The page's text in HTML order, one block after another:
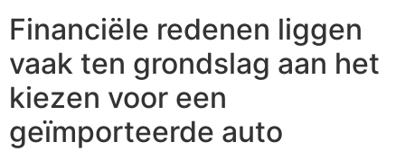
Financiële redenen liggen
vaak ten grondslag aan het
kiezen voor een
geïmporteerde auto